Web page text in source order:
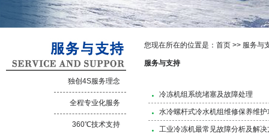
独创4S服务理念
全程专业化服务
360℃技术支持
您现在所在的位置是： 首页 >> 服务与
服务与支持
冷冻机组系统堵塞及故障处理
水冷螺杆式冷水机组维修保养维护
工业冷冻机最常见故障分析及解决